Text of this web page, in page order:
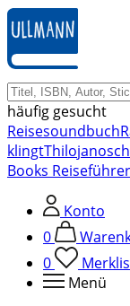
zum
Hauptinhalt
springen
häufig gesucht
Reisesoundbuch
klingtThilojanosch
Books
Konto
0
0
Menü